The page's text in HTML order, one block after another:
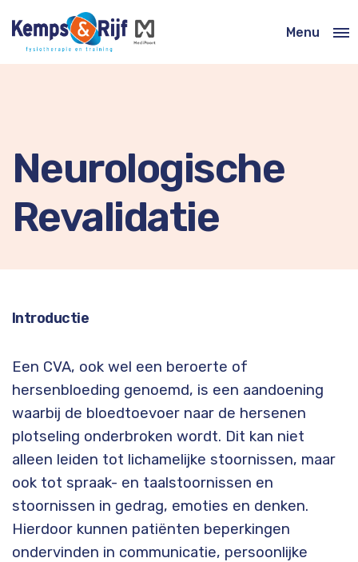
Menu
Neurologische
Revalidatie
Introductie
Een CVA, ook wel een beroerte of
hersenbloeding genoemd, is een aandoening
waarbij de bloedtoevoer naar de hersenen
plotseling onderbroken wordt. Dit kan niet
alleen leiden tot lichamelijke stoornissen, maar
ook tot spraak- en taalstoornissen en
stoornissen in gedrag, emoties en denken.
Hierdoor kunnen patiënten beperkingen
ondervinden in communicatie, persoonlijke